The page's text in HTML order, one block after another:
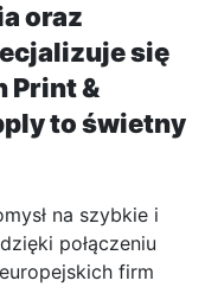
oraz
się
Print &
to świetny
na szybkie i
połączeniu
firm